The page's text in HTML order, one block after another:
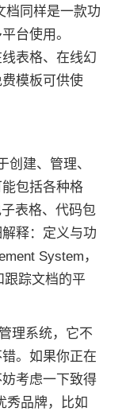
档同样是一款功
台使用。
表格、在线幻
模板可供使
创建、管理、
包括各种格
表格、代码包
释：定义与功
System，
跟踪文档的平
理系统，它不
。如果你正在
考虑一下致得
秀品牌，比如